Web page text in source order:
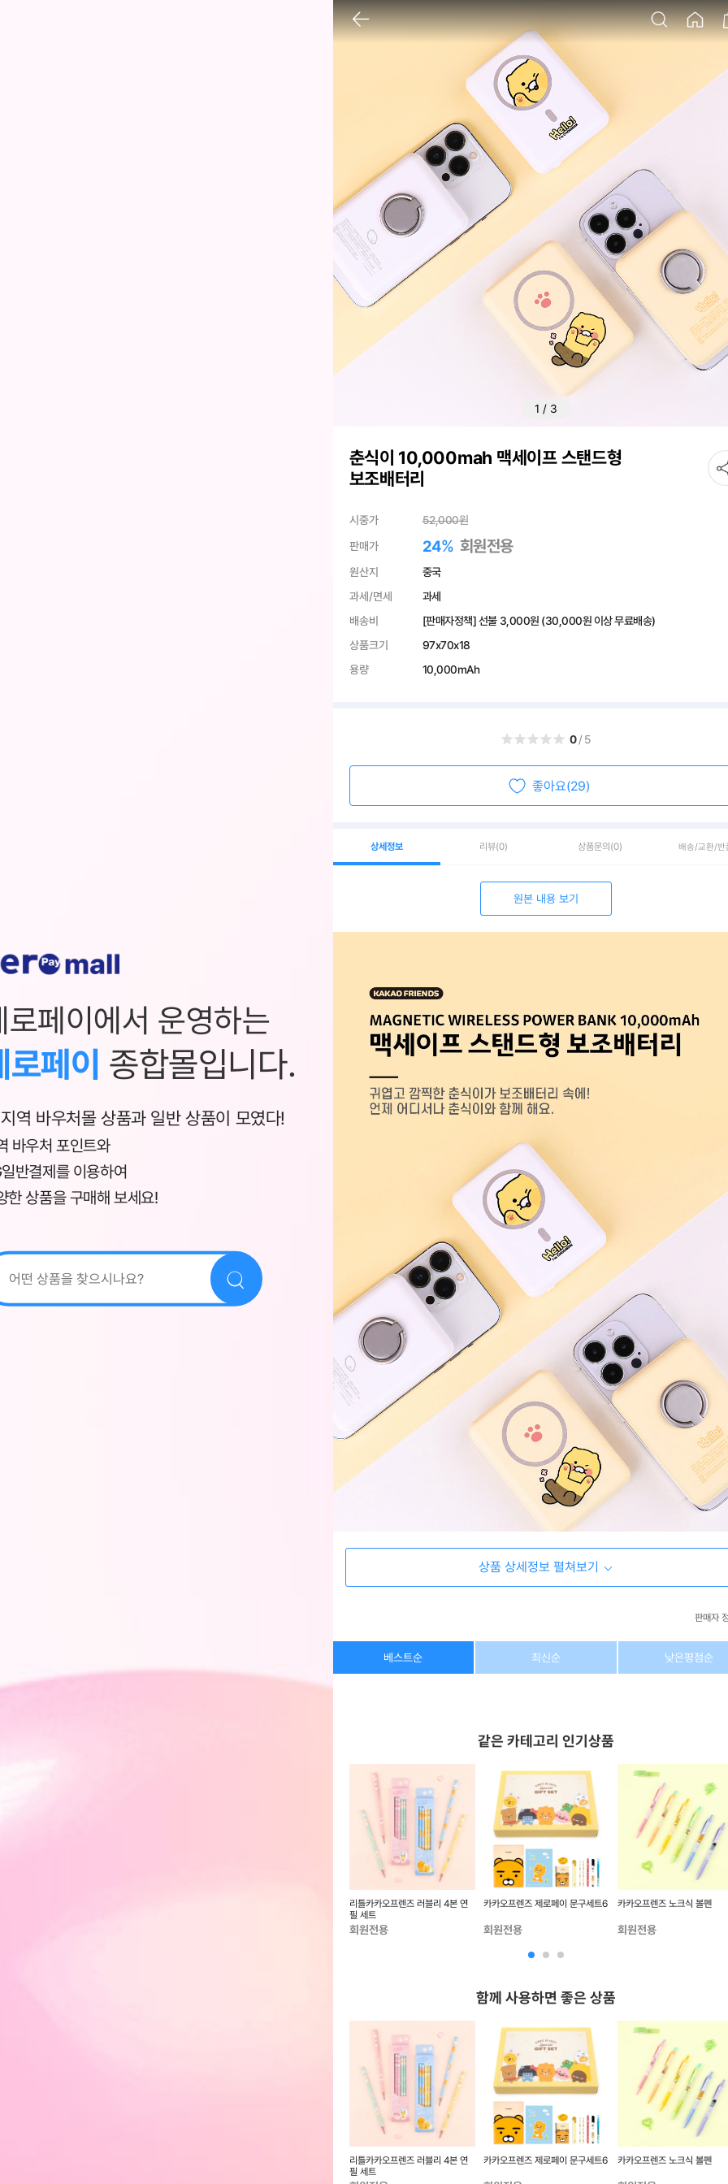
1 / 3
춘식이 10,000mah 맥세이프 스탠드형
보조배터리
시중가 52,000원
판매가
24% 회원전용
원산지
중국
과세/면세
과세
배송비
[판매자정책] 선불 3,000원 (30,000원 이상 무료배송)
상품크기
97x70x18
용량
10,000mAh
0/5
좋아요(29)
상세정보 리뷰(0) 상품문의 (0) 배송/교환/반
원본 내용 보기
상품 상세정보 펼쳐보기
판매자
상호/대표자
dongeecom@naver.com
소재지 경기도 고양시 덕양구 꽃마을로64, 1235호
베스트순 최신순 낮은평점순
같은 카테고리 인기상품
리틀카카오프렌즈 러블리 4본 연
필 세트
회원전용
카카오프렌즈 제로페이 문구세트6
회원전용
카카오프렌즈 노크식 볼펜
회원전용
함께 사용하면 좋은 상품
리틀카카오프렌즈 러블리 4본 연
필 세트
카카오프렌즈 제로페이 문구세트6 카카오프렌즈 노크식 볼펜
로페이에서 운영하는
로페이 종합몰입니다.
역 바우처몰 상품과 일반 상품이 모였다!
바우처 포인트와
반결제를 이용하여
한 상품을 구매해 보세요!